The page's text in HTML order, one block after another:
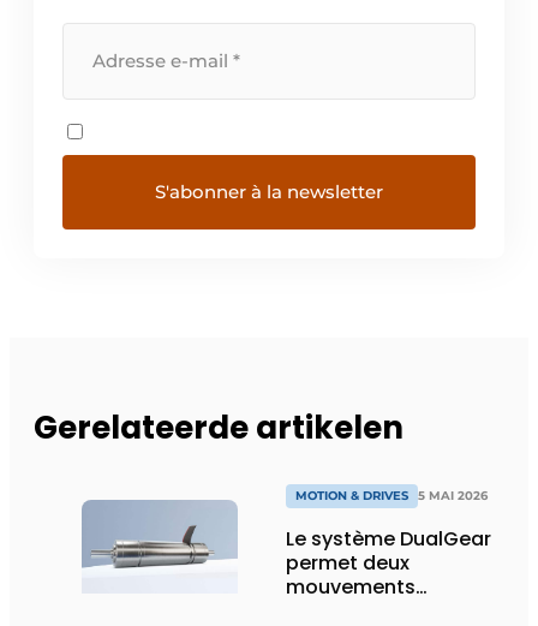
Gerelateerde artikelen
MOTION & DRIVES 5 MAI 2026
Le système DualGear
permet deux
mouvements